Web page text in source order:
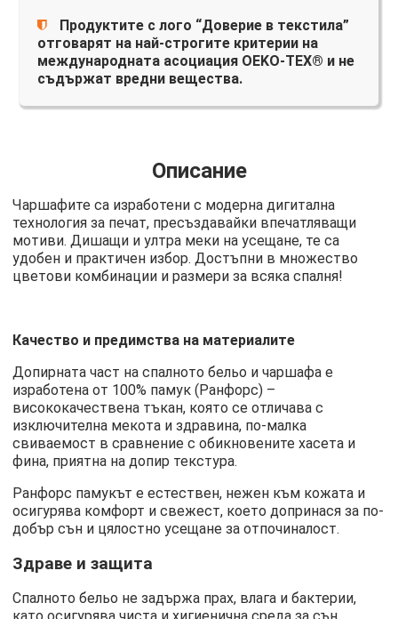
Продуктите с лого “Доверие в текстила”
отговарят на най-строгите критерии на
международната асоциация OEKO-TEX® и не
съдържат вредни вещества.
Описание
Чаршафите са изработени с модерна дигитална
технология за печат, пресъздавайки впечатляващи
мотиви. Дишащи и ултра меки на усещане, те са
удобен и практичен избор. Достъпни в множество
цветови комбинации и размери за всяка спалня!
Качество и предимства на материалите
Допирната част на спалното бельо и чаршафа е
изработена от 100% памук (Ранфорс) –
висококачествена тъкан, която се отличава с
изключителна мекота и здравина, по-малка
свиваемост в сравнение с обикновените хасета и
фина, приятна на допир текстура.
Ранфорс памукът е естествен, нежен към кожата и
осигурява комфорт и свежест, което допринася за по-
добър сън и цялостно усещане за отпочиналост.
Здраве и защита
Спалното бельо не задържа прах, влага и бактерии,